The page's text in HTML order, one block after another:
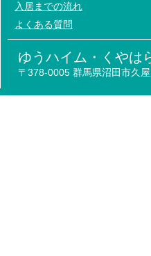
入居までの流れ
よくある質問
ゆうハイム・くやは
〒378-0005 群馬県沼田市久